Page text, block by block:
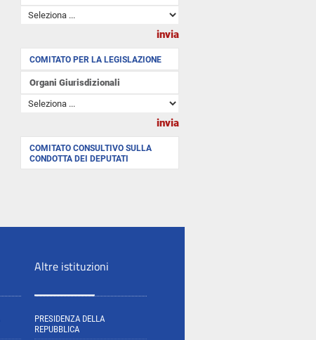
COMITATO PER LA LEGISLAZIONE
Organi Giurisdizionali
COMITATO CONSULTIVO SULLA
CONDOTTA DEI DEPUTATI
Altre istituzioni
PRESIDENZA DELLA
REPUBBLICA